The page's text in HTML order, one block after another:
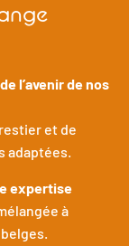
l’avenir de nos
et de
adaptées.
expertise
à